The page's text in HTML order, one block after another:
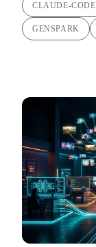
CLAUDE-CODE
GENSPARK